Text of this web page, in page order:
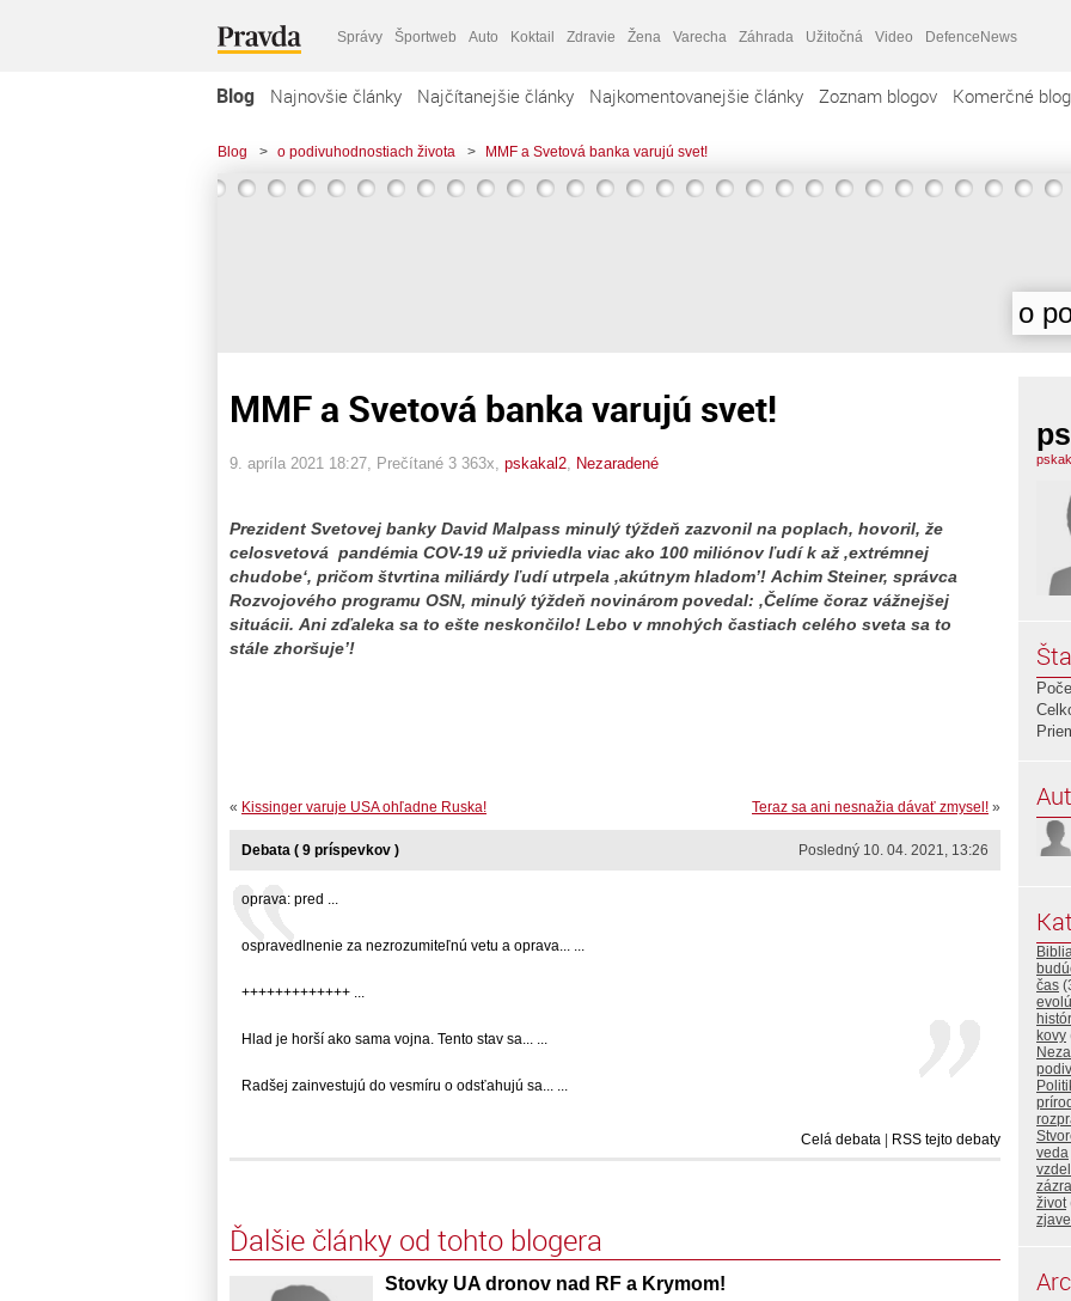
Správy Športweb Auto Koktail Zdravie Žena Varecha Záhrada Užitočná Video DefenceNews
Blog Najnovšie články Najčítanejšie články Najkomentovanejšie články Zoznam blogov Komerčné
Blog > o podivuhodnostiach života > MMF a Svetová banka varujú svet!
o
MMF a Svetová banka varujú svet!
9. apríla 2021 18:27 , Prečítané 3 363x, pskakal2 Nezaradené
Prezident Svetovej banky David Malpass minulý týždeň zazvonil na poplach, hovoril, že
celosvetová pandémia COV-19 už priviedla viac ako 100 miliónov ľudí k až ‚extrémnej
chudobe‘, pričom štvrtina miliárdy ľudí utrpela ‚akútnym hladom’! Achim Steiner, správca
Rozvojového programu OSN, minulý týždeň novinárom povedal: ‚Čelíme čoraz vážnejšej
situácii. Ani zďaleka sa to ešte neskončilo! Lebo v mnohých častiach celého sveta sa to
stále zhoršuje’!
Teraz sa ani nesnažia dávať zmysel! »
« Kissinger varuje USA ohľadne Ruska!
Posledný 10. 04. 2021, 13:26
Debata ( 9 príspevkov )
oprava: pred ...
ospravedlnenie za nezrozumiteľnú vetu a oprava... ...
+++++++++++++ ...
Hlad je horší ako sama vojna. Tento stav sa... ...
Radšej zainvestujú do vesmíru o odsťahujú sa... ...
Celá debata RSS tejto debaty
Ďalšie články od tohto blogera
Stovky UA dronov nad RF a Krymom!
čas
kovy
veda
život